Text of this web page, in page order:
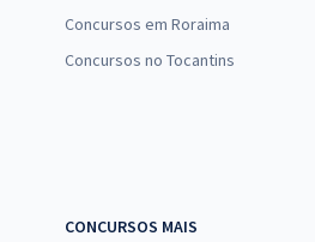
Concursos em Roraima
Concursos no Tocantins
CONCURSOS MAIS